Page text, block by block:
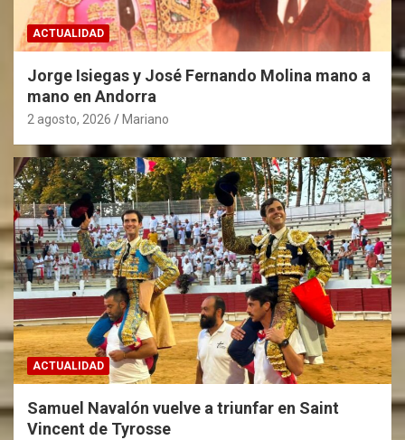
d
e
t
r
a
d
a
s
ACTUALIDAD
Jorge Isiegas y José Fernando Molina mano a
mano en Andorra
2 agosto, 2026 Mariano
ACTUALIDAD
Samuel Navalón vuelve a triunfar en Saint
Vincent de Tyrosse